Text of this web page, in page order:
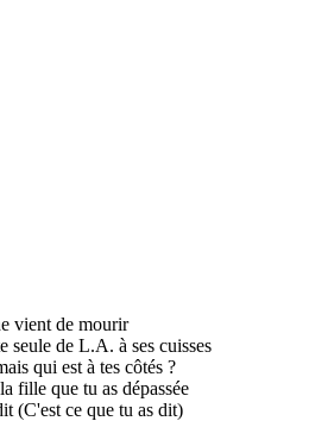
vient de mourir
seule de L.A. à ses cuisses
qui est à tes côtés ?
fille que tu as dépassée
(C'est ce que tu as dit)